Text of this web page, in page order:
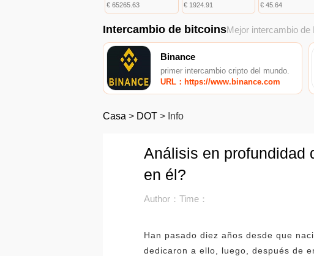
€ 65265.63 € 1924.91 € 45.64
Intercambio de bitcoinsMejor intercambio de
Binance
primer intercambio cripto del mundo.
URL：https://www.binance.com
Casa > DOT > Info
Análisis en profundidad
en él?
Author：Time：
Han pasado diez años desde que
dedicaron a ello, luego, después de